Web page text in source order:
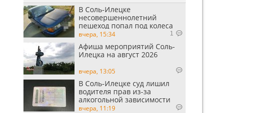
В Соль-Илецке
несовершеннолетний
пешеход попал под колеса
автомобиля
вчера, 15:34 1
Афиша мероприятий Соль-
Илецка на август 2026
вчера, 13:05
В Соль-Илецке суд лишил
водителя прав из-за
алкогольной зависимости
вчера, 11:19